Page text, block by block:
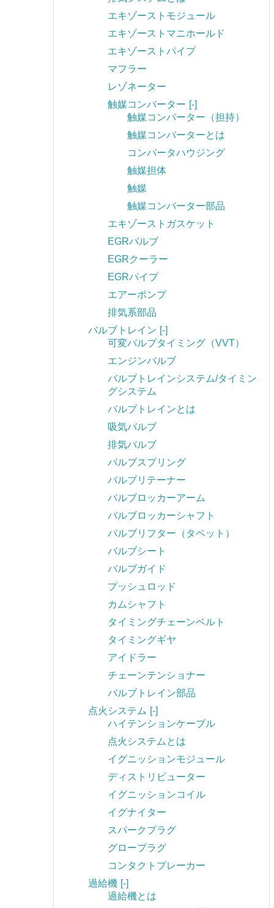
エキゾーストモジュール
エキゾーストマニホールド
エキゾーストパイプ
マフラー
レゾネーター
触媒コンバーター [-]
触媒コンバーター（担持）
触媒コンバーターとは
コンバータハウジング
触媒担体
触媒
触媒コンバーター部品
エキゾーストガスケット
EGRバルブ
EGRクーラー
EGRパイプ
エアーポンプ
排気系部品
バルブトレイン [-]
可変バルブタイミング（VVT）
エンジンバルブ
バルブトレインシステム/タイミン
グシステム
バルブトレインとは
吸気バルブ
排気バルブ
バルブスプリング
バルブリテーナー
バルブロッカーアーム
バルブロッカーシャフト
バルブリフター（タペット）
バルブシート
バルブガイド
プッシュロッド
カムシャフト
タイミングチェーンベルト
タイミングギヤ
アイドラー
チェーンテンショナー
バルブトレイン部品
点火システム [-]
ハイテンションケーブル
点火システムとは
イグニッションモジュール
ディストリビューター
イグニッションコイル
イグナイター
スパークプラグ
グロープラグ
コンタクトブレーカー
過給機 [-]
過給機とは